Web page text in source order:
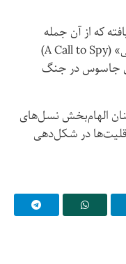
که از آن جمله
می‌توان به فیلم «فراخوانی برای جاسوسی» (A Call to Spy)
زنان جاسوس در جنگ
الهام‌بخش نسل‌های
در شکل‌دهی